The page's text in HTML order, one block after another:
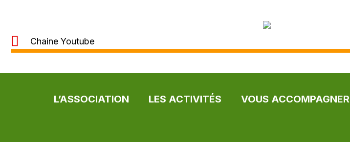
Chaine Youtube
L’ASSOCIATION LES ACTIVITÉS VOUS ACCOMPAGNER